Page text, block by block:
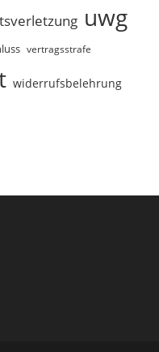
uwg
vertragsstrafe
widerrufsbelehrung